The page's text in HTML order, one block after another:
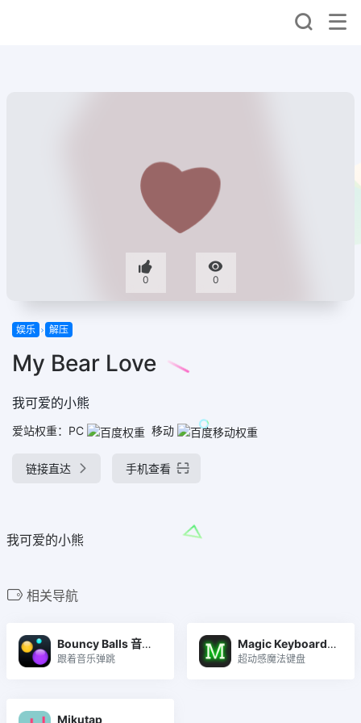
0 0
娱乐 解压
My Bear Love
我可爱的小熊
爱站权重： PC 移动
链接直达 手机查看
我可爱的小熊
相关导航
Bouncy Balls 音乐弹力球
跟着音乐弹跳
Magic Keyboard 字符跳动
超动感魔法键盘
Mikutap